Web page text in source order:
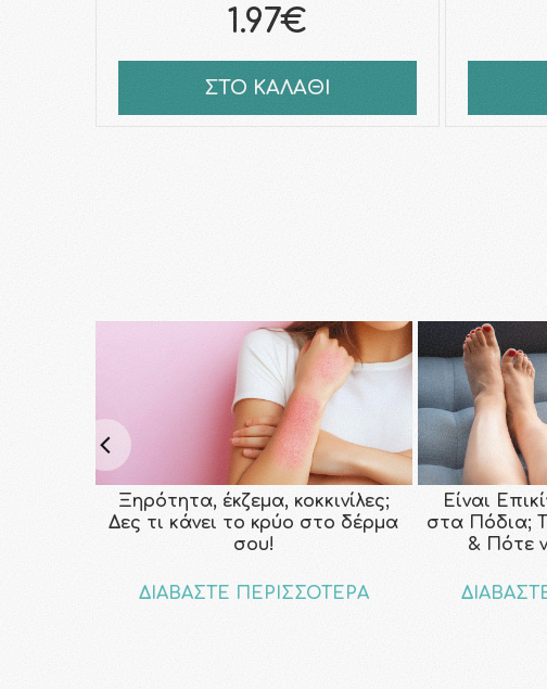
1.97€
ΣΤΟ ΚΑΛΑΘΙ
Ξηρότητα, έκζεμα, κοκκινίλες;
Δες τι κάνει το κρύο στο δέρμα
σου!
ΔΙΑΒΑΣΤΕ ΠΕΡΙΣΣΟΤΕΡΑ
Είναι
στα Πόδια;
& Πότε